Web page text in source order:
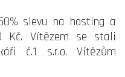
slevu na hosting a
Kč. Vítězem se stali
č.1 s.r.o. Vítězům